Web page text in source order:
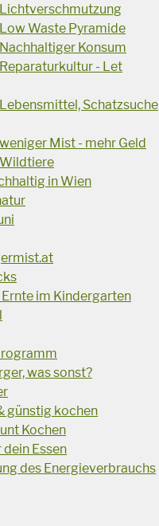
Waste Pyramide
Konsum
- Let
Schatzsuche
Mist - mehr Geld
in Wien
im Kindergarten
was sonst?
günstig kochen
Kochen
Essen
des Energieverbrauchs